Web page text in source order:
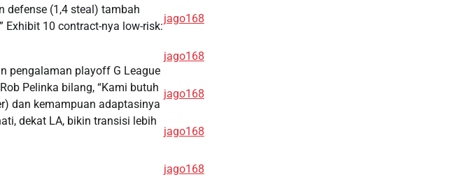
defense (1,4 steal) tambah
Exhibit 10 contract-nya low-risk:
pengalaman playoff G League
Pelinka bilang, “Kami butuh
dan kemampuan adaptasinya
dekat LA, bikin transisi lebih
jago168
jago168
jago168
jago168
jago168